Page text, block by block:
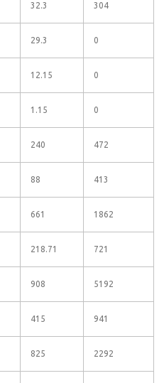
32.3 304
29.3 0
12.15 0
1.15 0
240 472
88 413
661 1862
218.71 721
908 5192
415 941
825 2292